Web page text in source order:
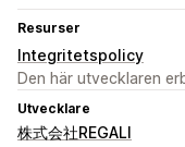
Resurser
Integritetspolicy
Den här utvecklaren
Utvecklare
株式会社REGALI